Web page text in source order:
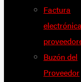
Factura
Buzón del
Proveedor